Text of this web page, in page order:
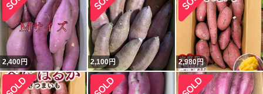
2,400円 2,100円 2,980円